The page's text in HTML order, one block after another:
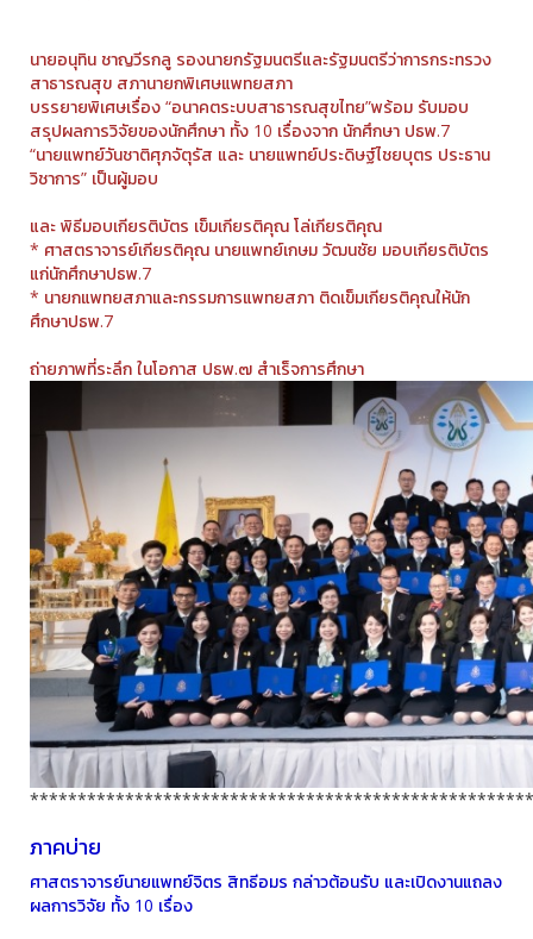
นายอนุทิน ชาญวีรกลู รองนายกรัฐมนตรีและรัฐมนตรีว่าการกระทรวง
สาธารณสุข สภานายกพิเศษแพทยสภา
บรรยายพิเศษเรื่อง “อนาคตระบบสาธารณสุขไทย”พร้อม รับมอบ
สรุปผลการวิจัยของนักศึกษา ทั้ง 10 เรื่องจาก นักศึกษา ปธพ.7
“นายแพทย์วันชาติศุภจัตุรัส และ นายแพทย์ประดิษฐ์ไชยบุตร ประธาน
วิชาการ” เป็นผู้มอบ
และ พิธีมอบเกียรติบัตร เข็มเกียรติคุณ โล่เกียรติคุณ
* ศาสตราจารย์เกียรติคุณ นายแพทย์เกษม วัฒนชัย มอบเกียรติบัตร
แก่นักศึกษาปธพ.7
* นายกแพทยสภาและกรรมการแพทยสภา ติดเข็มเกียรติคุณให้นัก
ศึกษาปธพ.7
ถ่ายภาพที่ระลึก ในโอกาส ปธพ.๗ สําเร็จการศึกษา
ภาคบ่าย
ศาสตราจารย์นายแพทย์จิตร สิทธีอมร กล่าวต้อนรับ และเปิดงานแถลง
ผลการวิจัย ทั้ง 10 เรื่อง